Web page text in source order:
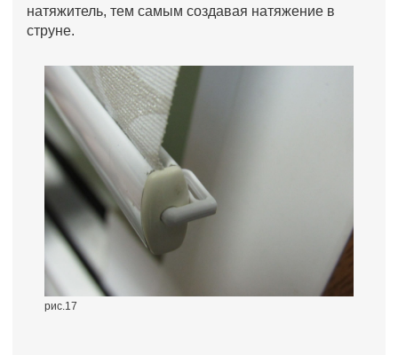
натяжитель, тем самым создавая натяжение в
струне.
рис.17